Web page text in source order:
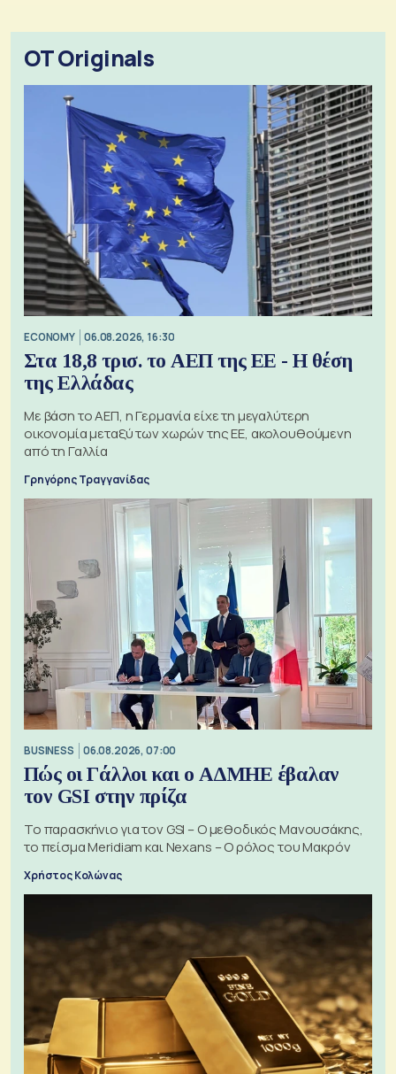
OT Originals
ECONOMY 06.08.2026, 16:30
Στα 18,8 τρισ. το ΑΕΠ της ΕΕ - Η θέση
της Ελλάδας
Με βάση το ΑΕΠ, η Γερμανία είχε τη μεγαλύτερη
οικονομία μεταξύ των χωρών της ΕΕ, ακολουθούμενη
από τη Γαλλία
Γρηγόρης Τραγγανίδας
BUSINESS 06.08.2026, 07:00
Πώς οι Γάλλοι και ο ΑΔΜΗΕ έβαλαν
τον GSI στην πρίζα
Το παρασκήνιο για τον GSI – Ο μεθοδικός Μανουσάκης,
το πείσμα Meridiam και Nexans – Ο ρόλος του Μακρόν
Χρήστος Κολώνας